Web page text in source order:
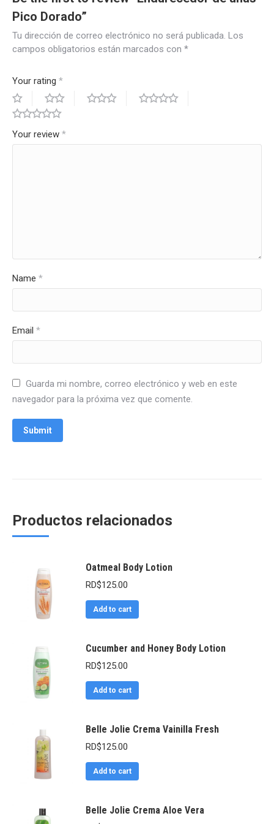
Pico Dorado”
Tu dirección de correo electrónico no será publicada. Los
campos obligatorios están marcados con *
Your rating *
Your review *
Name *
Email *
Guarda mi nombre, correo electrónico y web en este
navegador para la próxima vez que comente.
Productos relacionados
Oatmeal Body Lotion
RD$125.00
Add to cart
Cucumber and Honey Body Lotion
RD$125.00
Add to cart
Belle Jolie Crema Vainilla Fresh
RD$125.00
Add to cart
Belle Jolie Crema Aloe Vera